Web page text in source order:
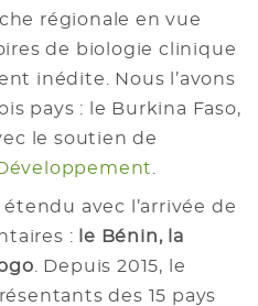
régionale en vue
de biologie clinique
inédite. Nous l’avons
pays : le Burkina Faso,
le soutien de
étendu avec l’arrivée de
:
le Bénin, la
. Depuis 2015, le
des 15 pays